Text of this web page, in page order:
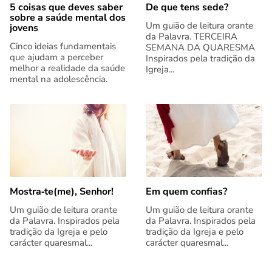
5 coisas que deves saber
sobre a saúde mental dos
jovens
Cinco ideias fundamentais
que ajudam a perceber
melhor a realidade da saúde
mental na adolescência.
De que tens sede?
Um guião de leitura orante
da Palavra. TERCEIRA
SEMANA DA QUARESMA
Inspirados pela tradição da
Igreja...
Mostra‑te(me), Senhor!
Um guião de leitura orante
da Palavra. Inspirados pela
tradição da Igreja e pelo
carácter quaresmal...
Em quem confias?
Um guião de leitura orante
da Palavra. Inspirados pela
tradição da Igreja e pelo
carácter quaresmal...